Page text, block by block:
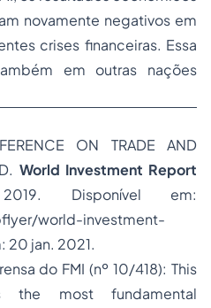
novamente negativos em
crises financeiras. Essa
em outras nações
ON TRADE AND
World Investment Report
Disponível em:
world-investment-
20 jan. 2021.
do FMI (nº 10/418): This
the most fundamental